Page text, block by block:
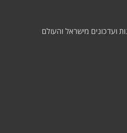
ועדכונים מישראל והעולם